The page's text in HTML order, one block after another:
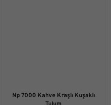
Np 7000 Kahve Kraşlı Kuşaklı